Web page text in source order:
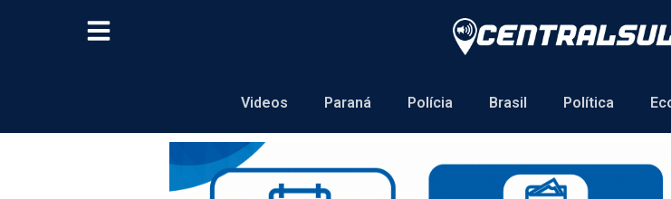
Videos Paraná Polícia Brasil Política